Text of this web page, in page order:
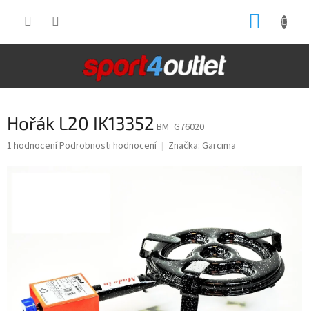
Hořák L20 IK13352 BM_G76020
Průměrné
1 hodnoceníPodrobnosti hodnocení Značka: Garcima